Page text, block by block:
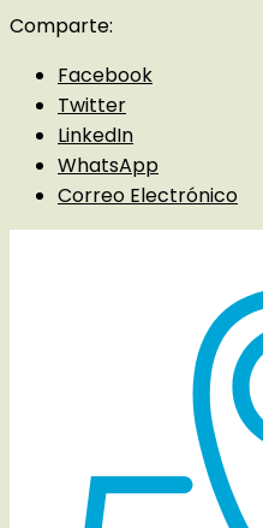
Comparte:
Facebook
Twitter
LinkedIn
WhatsApp
Correo Electrónico